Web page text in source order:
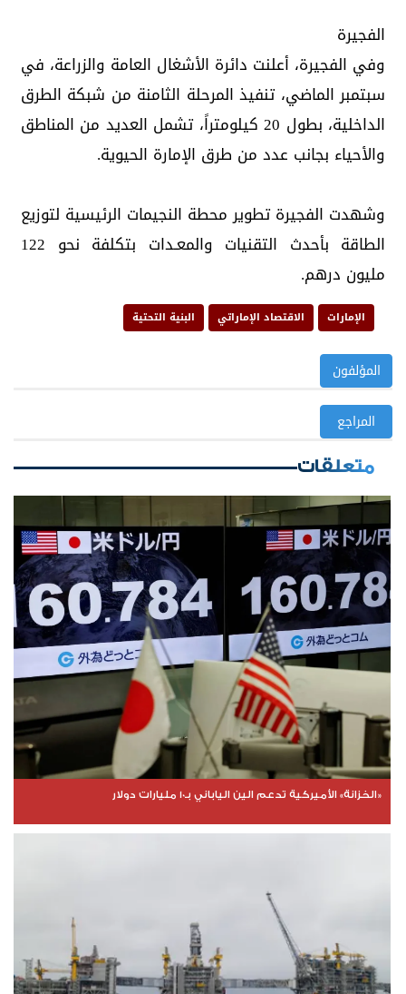
الفجيرة
وفي الفجيرة، أعلنت دائرة الأشغال العامة والزراعة، في
سبتمبر الماضي، تنفيذ المرحلة الثامنة من شبكة الطرق
الداخلية، بطول 20 كيلومتراً، تشمل العديد من المناطق
والأحياء بجانب عدد من طرق الإمارة الحيوية.
وشهدت الفجيرة تطوير محطة النجيمات الرئيسية لتوزيع
الطاقة بأحدث التقنيات والمعـدات بتكلفة نحو 122
مليون درهم.
الإمارات الاقتصاد الإماراتي البنية التحتية
المؤلفون
المراجع
متعلقات
«الخزانة» الأميركية تدعم الين الياباني بـ10 مليارات دولار